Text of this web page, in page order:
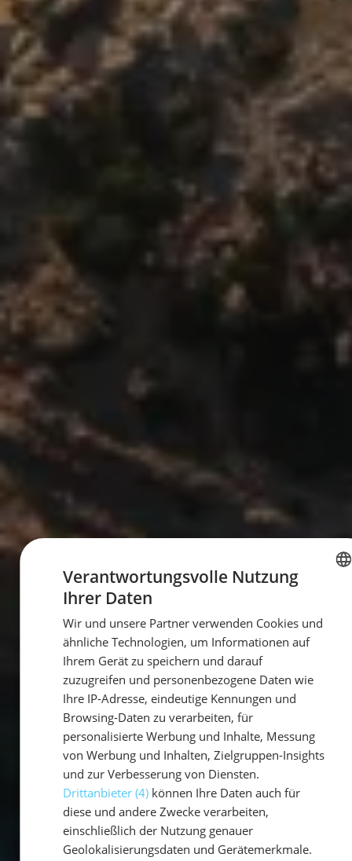
GERMAN
Verantwortungsvolle Nutzung
Ihrer Daten
Wir und unsere Partner verwenden Cookies und
ähnliche Technologien, um Informationen auf
Ihrem Gerät zu speichern und darauf
zuzugreifen und personenbezogene Daten wie
Ihre IP-Adresse, eindeutige Kennungen und
Browsing-Daten zu verarbeiten, für
personalisierte Werbung und Inhalte, Messung
von Werbung und Inhalten, Zielgruppen-Insights
und zur Verbesserung von Diensten.
Drittanbieter (4)können Ihre Daten auch für
diese und andere Zwecke verarbeiten,
einschließlich der Nutzung genauer
Geolokalisierungsdaten und Gerätemerkmale.